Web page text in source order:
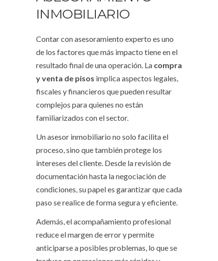
INMOBILIARIO
Contar con asesoramiento experto es uno
de los factores que más impacto tiene en el
resultado final de una operación. La compra
y venta de pisos implica aspectos legales,
fiscales y financieros que pueden resultar
complejos para quienes no están
familiarizados con el sector.
Un asesor inmobiliario no solo facilita el
proceso, sino que también protege los
intereses del cliente. Desde la revisión de
documentación hasta la negociación de
condiciones, su papel es garantizar que cada
paso se realice de forma segura y eficiente.
Además, el acompañamiento profesional
reduce el margen de error y permite
anticiparse a posibles problemas, lo que se